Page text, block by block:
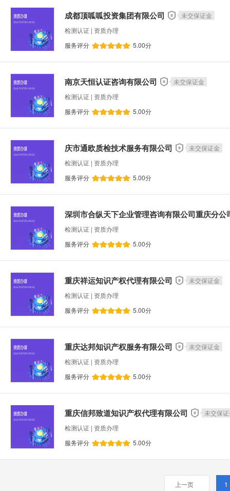
设备预测性能维护
品牌策划
其他智能系
ERP系统
职业健康安全管理体系认证
水处理设备运维
移动APP开发
离岸公司注册
个税筹划
微信小程序开发
移动UI设计
人力资源规划
结构设计
成都顶呱呱投资集团有限公司
未交保证金
检测认证 | 资质办理
服务评分
5.00分
南京天恒认证咨询有限公司
未交保证金
检测认证 | 资质办理
服务评分
5.00分
庆市通欧质检技术服务有限公司
未交保证金
检测认证 | 资质办理
服务评分
5.00分
深圳市合纵天下企业管理咨询有限公司重庆分公
检测认证 | 资质办理
服务评分
5.00分
重庆祥运知识产权代理有限公司
未交保证金
检测认证 | 资质办理
服务评分
5.00分
重庆达邦知识产权服务有限公司
未交保证金
检测认证 | 资质办理
服务评分
5.00分
重庆信邦致道知识产权代理有限公司
未交保
检测认证 | 资质办理
服务评分
5.00分
上一页 1